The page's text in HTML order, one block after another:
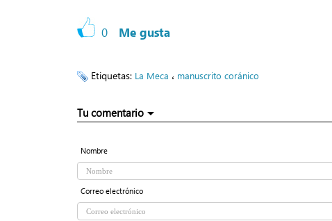
0 Me gusta
Etiquetas: La Meca ، manuscrito coránico
Tu comentario
Nombre
Correo electrónico